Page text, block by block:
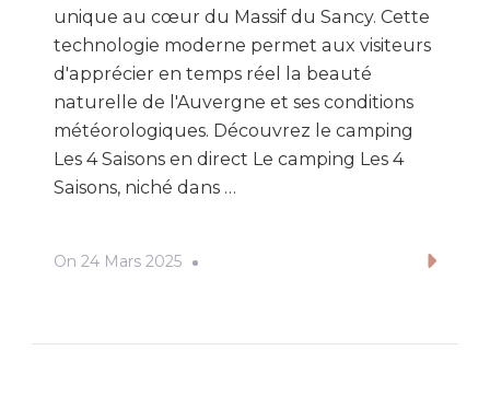
unique au cœur du Massif du Sancy. Cette
technologie moderne permet aux visiteurs
d'apprécier en temps réel la beauté
naturelle de l'Auvergne et ses conditions
météorologiques. Découvrez le camping
Les 4 Saisons en direct Le camping Les 4
Saisons, niché dans …
On 24 Mars 2025